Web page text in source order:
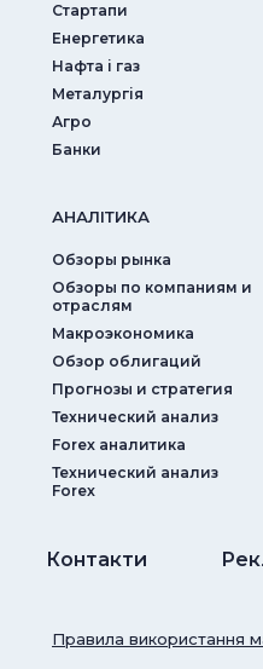
Стартапи
Енергетика
Нафта і газ
Металургія
Агро
Банки
АНАЛIТИКА
Обзоры рынка
Обзоры по компаниям и
отраслям
Макроэкономика
Обзор облигаций
Прогнозы и стратегия
Технический анализ
Forex аналитика
Технический анализ
Forex
Контакти
Правила використання